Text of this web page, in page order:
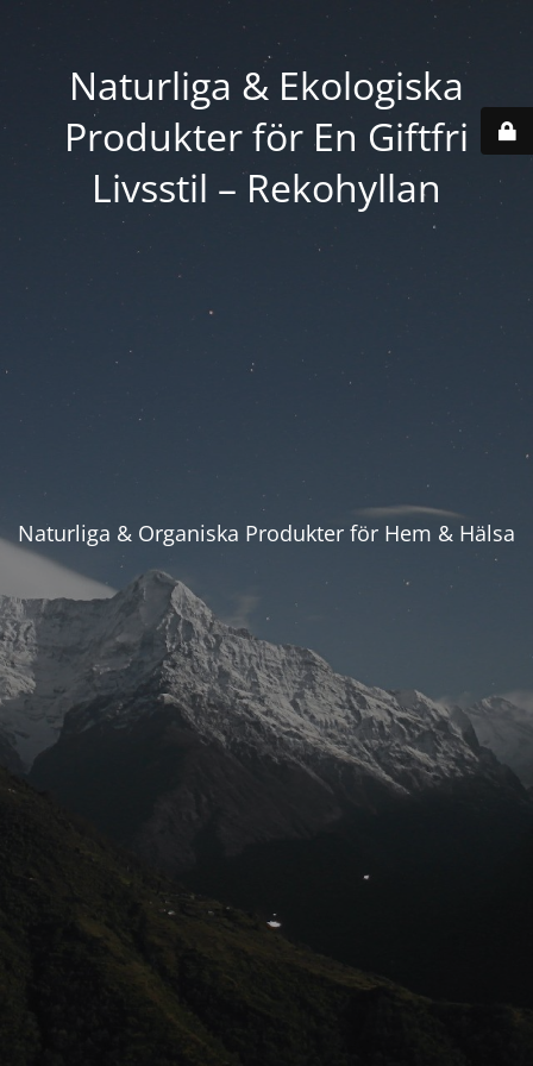
Naturliga & Ekologiska
Produkter för En Giftfri
Livsstil – Rekohyllan
Naturliga & Organiska Produkter för Hem & Hälsa